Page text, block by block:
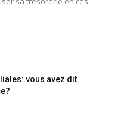
vous avez dit